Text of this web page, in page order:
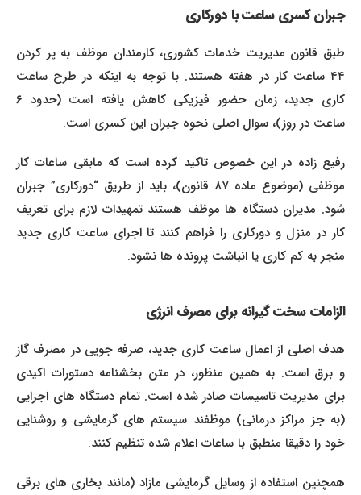
جبران کسری ساعت با دورکاری
طبق قانون مدیریت خدمات کشوری، کارمندان موظف به پر کردن
۴۴ ساعت کار در هفته هستند. با توجه به اینکه در طرح ساعت
کاری جدید، زمان حضور فیزیکی کاهش یافته است (حدود ۶
ساعت در روز)، سوال اصلی نحوه جبران این کسری است.
رفیع زاده در این خصوص تاکید کرده است که مابقی ساعات کار
موظفی (موضوع ماده ۸۷ قانون)، باید از طریق “دورکاری” جبران
شود. مدیران دستگاه ها موظف هستند تمهیدات لازم برای تعریف
کار در منزل و دورکاری را فراهم کنند تا اجرای ساعت کاری جدید
منجر به کم کاری یا انباشت پرونده ها نشود.
الزامات سخت گیرانه برای مصرف انرژی
هدف اصلی از اعمال ساعت کاری جدید، صرفه جویی در مصرف گاز
و برق است. به همین منظور، در متن بخشنامه دستورات اکیدی
برای مدیریت تاسیسات صادر شده است. تمام دستگاه های اجرایی
(به جز مراکز درمانی) موظفند سیستم های گرمایشی و روشنایی
خود را دقیقا منطبق با ساعات اعلام شده تنظیم کنند.
همچنین استفاده از وسایل گرمایشی مازاد (مانند بخاری های برقی